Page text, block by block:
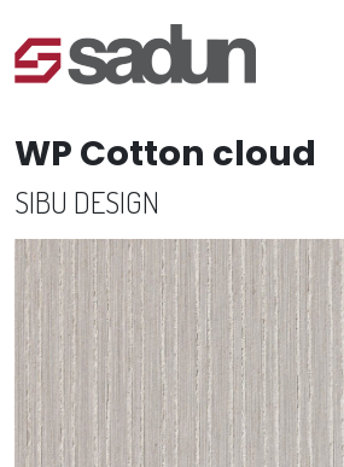
WP Cotton cloud
SIBU DESIGN